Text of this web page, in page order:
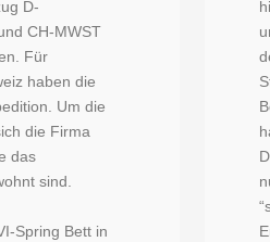
D-
CH-MWST
Für
haben die
Um die
die Firma
das
sind.
Spring Bett in